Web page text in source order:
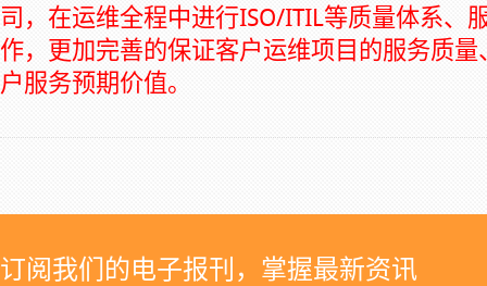
司，在运维全程中进行ISO/ITIL等质量体系、
作，更加完善的保证客户运维项目的服务质
户服务预期价值。
订阅我们的电子报刊，掌握最新资讯